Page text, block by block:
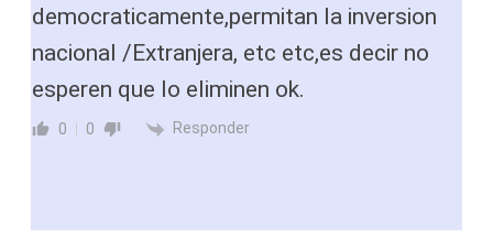
democraticamente,permitan la inversion
nacional /Extranjera, etc etc,es decir no
esperen que lo eliminen ok.
0 0 Responder